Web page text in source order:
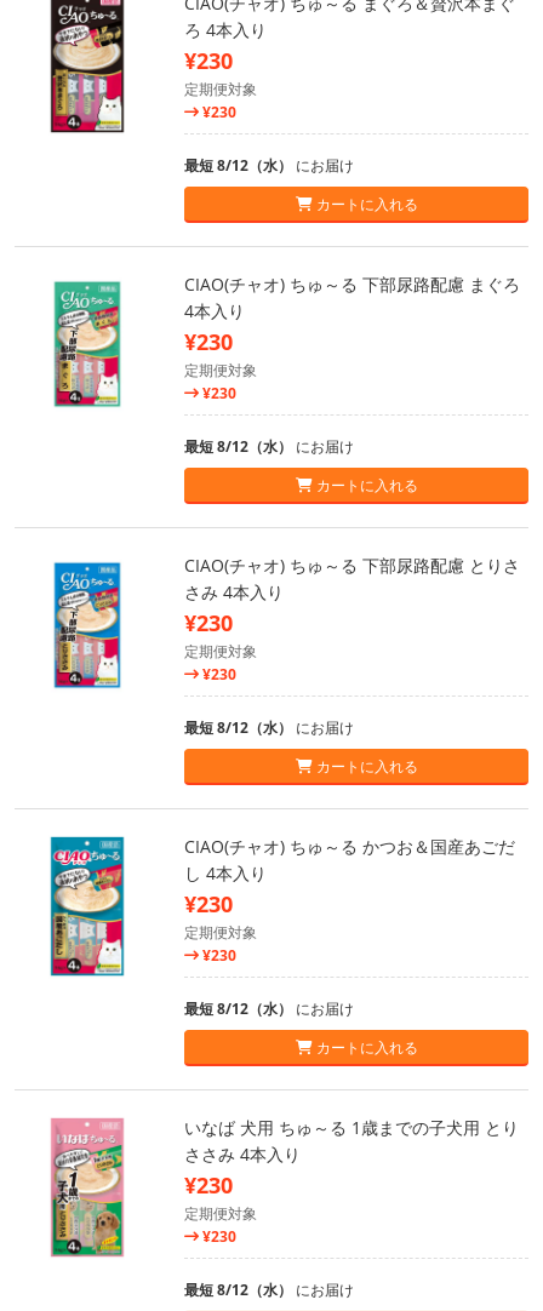
ろ 4本入り
¥230
定期便対象
¥230
最短 8/12（水） にお届け
カートに入れる
CIAO(チャオ) ちゅ～る 下部尿路配慮 まぐろ
4本入り
¥230
定期便対象
¥230
最短 8/12（水） にお届け
カートに入れる
CIAO(チャオ) ちゅ～る 下部尿路配慮 とりさ
さみ 4本入り
¥230
定期便対象
¥230
最短 8/12（水） にお届け
カートに入れる
CIAO(チャオ) ちゅ～る かつお＆国産あごだ
し 4本入り
¥230
定期便対象
¥230
最短 8/12（水） にお届け
カートに入れる
いなば 犬用 ちゅ～る 1歳までの子犬用 とり
ささみ 4本入り
¥230
定期便対象
¥230
最短 8/12（水） にお届け